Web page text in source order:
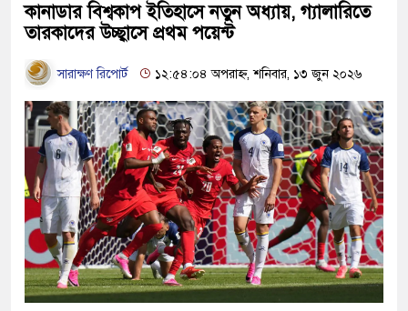
কানাডার বিশ্বকাপ ইতিহাসে নতুন অধ্যায়, গ্যালারিতে
তারকাদের উচ্ছ্বাসে প্রথম পয়েন্ট
সারাক্ষণ রিপোর্ট ১২:৫৪:০৪ অপরাহ্ন, শনিবার, ১৩ জুন ২০২৬